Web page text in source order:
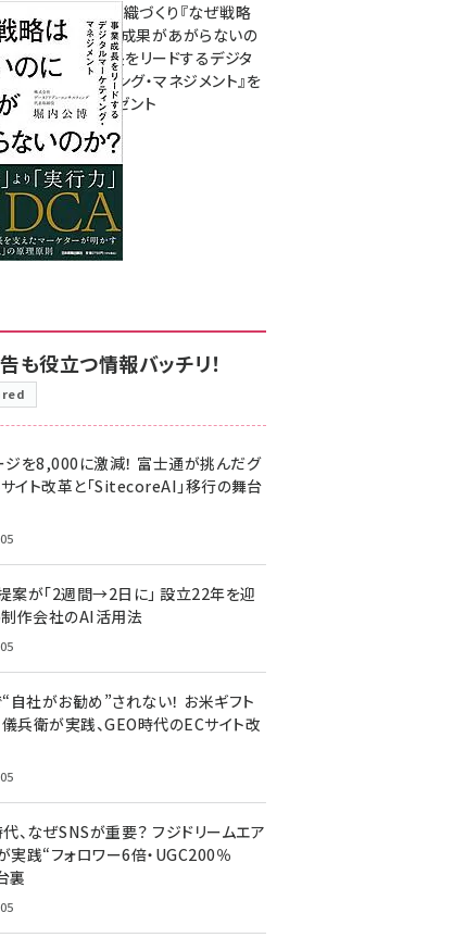
成果を生む組織づくり『なぜ戦略
は正しいのに成果があがらないの
か？ 事業成長をリードするデジタ
ルマーケティング・マネジメント』を
3名様にプレゼント
8月7日 10:00
も役立つ情報バッチリ！
を8,000に激減！ 富士通が挑んだグ
イト改革と「SitecoreAI」移行の舞台
案が「2週間→2日に」 設立22年を迎
作会社のAI活用法
自社がお勧め”されない！ お米ギフト
兵衛が実践、GEO時代のECサイト改
、なぜSNSが重要？ フジドリームエア
実践“フォロワー6倍・UGC200％
裏